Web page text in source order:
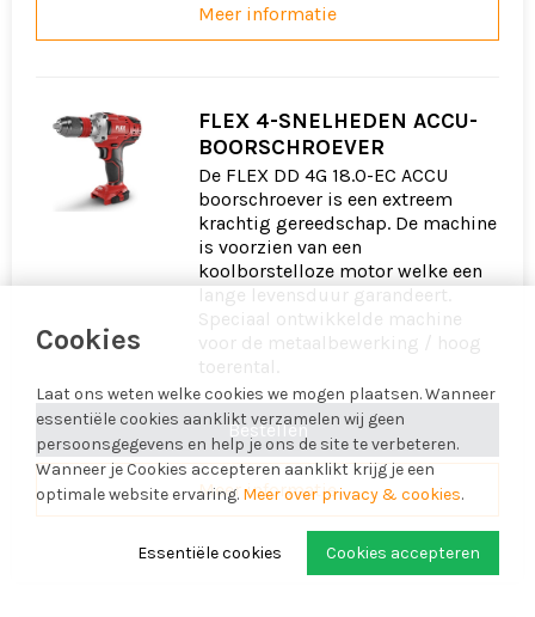
Cookies
Laat ons weten welke cookies we mogen plaatsen. Wanneer
essentiële cookies aanklikt verzamelen wij geen
persoonsgegevens en help je ons de site te verbeteren.
Wanneer je Cookies accepteren aanklikt krijg je een
optimale website ervaring.Meer over privacy & cookies.
Cookies accepteren
Essentiële cookies
Meer informatie
FLEX 4-SNELHEDEN ACCU-
BOORSCHROEVER
De FLEX DD 4G 18.0-EC ACCU
boorschroever is een extreem
krachtig gereedschap. De machine
is voorzien van een
koolborstelloze motor welke een
lange levensduur garandeert.
Speciaal ontwikkelde machine
voor de metaalbewerking / hoog
toerental.
Bestellen
Meer informatie